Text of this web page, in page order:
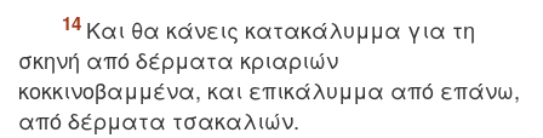
Kαι θα κάνεις κατακάλυμμα για τη
σκηνή από δέρματα κριαριών
κοκκινοβαμμένα, και επικάλυμμα από επάνω,
από δέρματα τσακαλιών.